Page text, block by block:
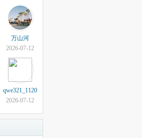
万山河
2026-07-12
qwe321_1120
2026-07-12